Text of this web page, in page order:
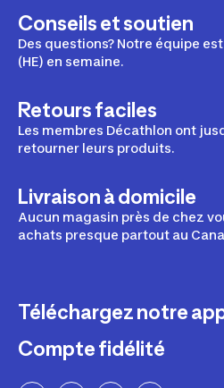
Conseils et soutien
Des questions? Notre équipe
(HE) en semaine.
Retours faciles
Les membres Décathlon ont
retourner leurs produits.
Livraison à domicile
Aucun magasin près de chez
achats presque partout au
Téléchargez notre
Compte fidélité